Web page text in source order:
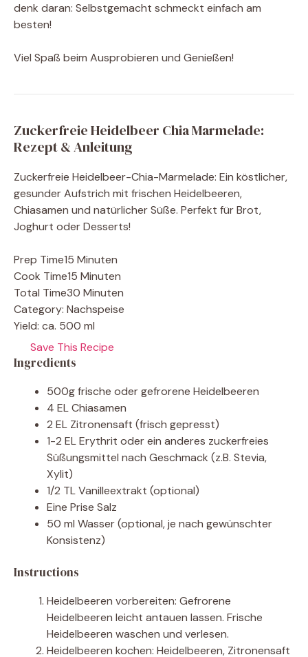
denk daran: Selbstgemacht schmeckt einfach am
besten!
Viel Spaß beim Ausprobieren und Genießen!
Zuckerfreie Heidelbeer Chia Marmelade:
Rezept & Anleitung
Zuckerfreie Heidelbeer-Chia-Marmelade: Ein köstlicher,
gesunder Aufstrich mit frischen Heidelbeeren,
Chiasamen und natürlicher Süße. Perfekt für Brot,
Joghurt oder Desserts!
Prep Time15 Minuten
Cook Time15 Minuten
Total Time30 Minuten
Category: Nachspeise
Yield: ca. 500 ml
Save This Recipe
Ingredients
500g frische oder gefrorene Heidelbeeren
4 EL Chiasamen
2 EL Zitronensaft (frisch gepresst)
1-2 EL Erythrit oder ein anderes zuckerfreies
Süßungsmittel nach Geschmack (z.B. Stevia,
Xylit)
1/2 TL Vanilleextrakt (optional)
Eine Prise Salz
50 ml Wasser (optional, je nach gewünschter
Konsistenz)
Instructions
Heidelbeeren vorbereiten: Gefrorene
Heidelbeeren leicht antauen lassen. Frische
Heidelbeeren waschen und verlesen.
Heidelbeeren kochen: Heidelbeeren, Zitronensaft